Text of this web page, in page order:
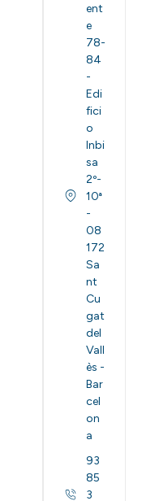
ent
e
78-
84
-
Edi
fici
o
Inbi
sa
2º-
10ª
-
08
172
Sa
nt
Cu
gat
del
Vall
ès -
Bar
cel
on
a
93
85
3